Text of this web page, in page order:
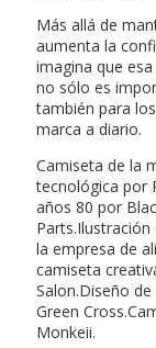
Más allá de
aumenta la
imagina que
no sólo es
también para
marca a diario.
Camiseta de la
tecnológica por
años 80 por
la empresa de
camiseta
Salon.Diseño
Green
Monkeii.